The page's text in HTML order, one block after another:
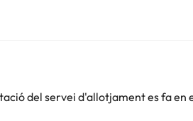
tarifes directament a l'establiment.
del servei d'allotjament es fa